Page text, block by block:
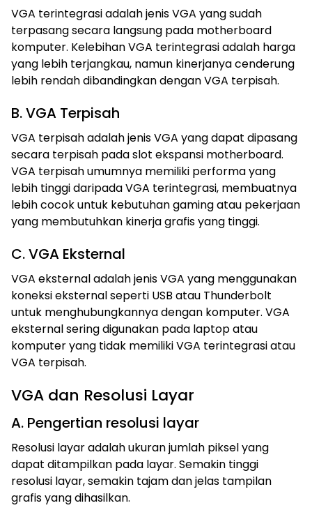
VGA terintegrasi adalah jenis VGA yang sudah
terpasang secara langsung pada motherboard
komputer. Kelebihan VGA terintegrasi adalah harga
yang lebih terjangkau, namun kinerjanya cenderung
lebih rendah dibandingkan dengan VGA terpisah.
B. VGA Terpisah
VGA terpisah adalah jenis VGA yang dapat dipasang
secara terpisah pada slot ekspansi motherboard.
VGA terpisah umumnya memiliki performa yang
lebih tinggi daripada VGA terintegrasi, membuatnya
lebih cocok untuk kebutuhan gaming atau pekerjaan
yang membutuhkan kinerja grafis yang tinggi.
C. VGA Eksternal
VGA eksternal adalah jenis VGA yang menggunakan
koneksi eksternal seperti USB atau Thunderbolt
untuk menghubungkannya dengan komputer. VGA
eksternal sering digunakan pada laptop atau
komputer yang tidak memiliki VGA terintegrasi atau
VGA terpisah.
VGA dan Resolusi Layar
A. Pengertian resolusi layar
Resolusi layar adalah ukuran jumlah piksel yang
dapat ditampilkan pada layar. Semakin tinggi
resolusi layar, semakin tajam dan jelas tampilan
grafis yang dihasilkan.